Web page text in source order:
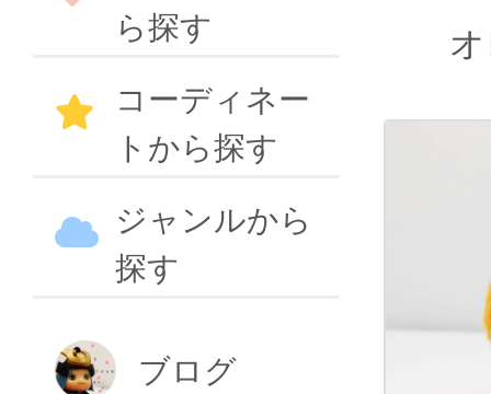
ら探す
コーディネー
トから探す
ジャンルから
探す
ブログ